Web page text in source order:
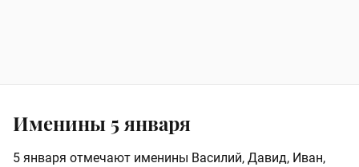
Именины 5 января
5 января отмечают именины Василий, Давид, Иван,